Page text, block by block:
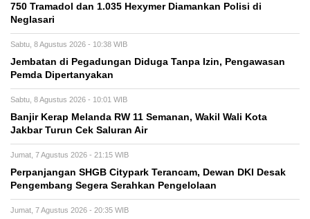
750 Tramadol dan 1.035 Hexymer Diamankan Polisi di
Neglasari
Sabtu, 8 Agustus 2026 - 10:38 WIB
Jembatan di Pegadungan Diduga Tanpa Izin, Pengawasan
Pemda Dipertanyakan
Sabtu, 8 Agustus 2026 - 10:01 WIB
Banjir Kerap Melanda RW 11 Semanan, Wakil Wali Kota
Jakbar Turun Cek Saluran Air
Jumat, 7 Agustus 2026 - 21:15 WIB
Perpanjangan SHGB Citypark Terancam, Dewan DKI Desak
Pengembang Segera Serahkan Pengelolaan
Jumat, 7 Agustus 2026 - 20:35 WIB